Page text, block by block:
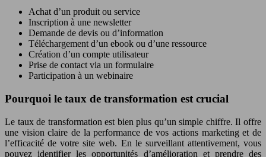
Achat d’un produit ou service
Inscription à une newsletter
Demande de devis ou d’information
Téléchargement d’un ebook ou d’une ressource
Création d’un compte utilisateur
Prise de contact via un formulaire
Participation à un webinaire
Pourquoi le taux de transformation est crucial
Le taux de transformation est bien plus qu’un simple chiffre. Il offre
une vision claire de la performance de vos actions marketing et de
l’efficacité de votre site web. En le surveillant attentivement, vous
pouvez identifier les opportunités d’amélioration et prendre des